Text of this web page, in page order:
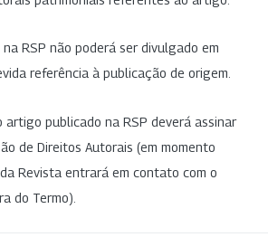
RSP não poderá ser divulgado em
referência à publicação de origem.
artigo publicado na RSP deverá assinar
de Direitos Autorais (em momento
Revista entrará em contato com o
do Termo).